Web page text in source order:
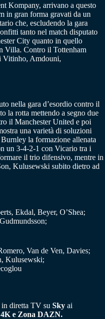
Kompany, arrivano a questo
in gran forma gravati da un
che, escludendo la gara
tanto nel match disputato
City quanto in quello
Villa. Contro il Tottenham
Vitinho, Amdouni,
nella gara d’esordio contro il
la rotta mettendo a segno due
il Manchester United e poi
una varietà di soluzioni
la formazione allenata
un 3-4-2-1 con Vicario tra i
il trio difensivo, mentre in
Kulusewski subito dietro ad
Ekdal, Beyer, O’Shea;
Van de Ven, Davies;
Kulusewski;
in diretta TV su Sky ai
e Zona DAZN.